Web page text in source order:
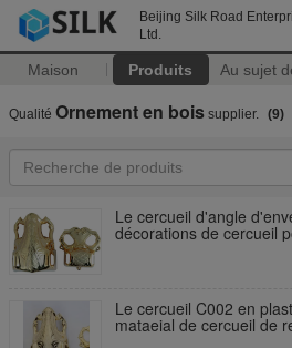
Beijing Silk Road
Ltd.
Maison Produits Au sujet
Qualité Ornement en bois supplier. (9)
Le cercueil d'angle
décorations de cercueil
Le cercueil C002 en
mataeial de cercueil de